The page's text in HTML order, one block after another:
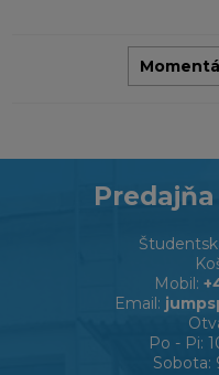
Predajňa
Mobil:
Email:
Po - Pi:
Sobota: